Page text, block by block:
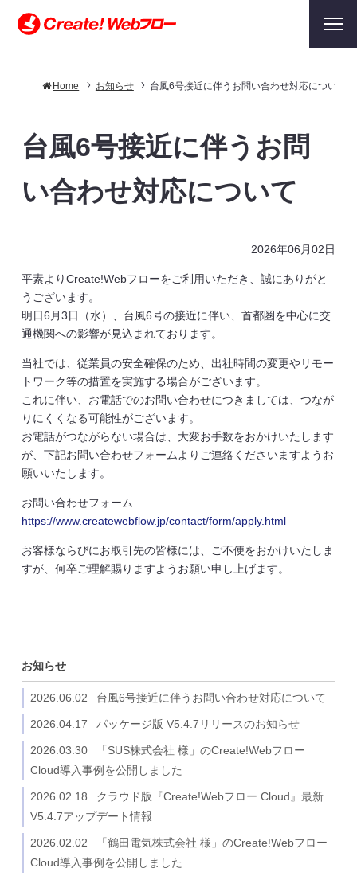
Home お知らせ 台風6号接近に伴うお問い合わせ対応について
台風6号接近に伴うお問
い合わせ対応について
2026年06月02日
平素よりCreate!Webフローをご利用いただき、誠にありがと
うございます。
明日6月3日（水）、台風6号の接近に伴い、首都圏を中心に交
通機関への影響が見込まれております。
当社では、従業員の安全確保のため、出社時間の変更やリモー
トワーク等の措置を実施する場合がございます。
これに伴い、お電話でのお問い合わせにつきましては、つなが
りにくくなる可能性がございます。
お電話がつながらない場合は、大変お手数をおかけいたします
が、下記お問い合わせフォームよりご連絡くださいますようお
願いいたします。
お問い合わせフォーム
https://www.createwebflow.jp/contact/form/apply.html
お客様ならびにお取引先の皆様には、ご不便をおかけいたしま
すが、何卒ご理解賜りますようお願い申し上げます。
お知らせ
2026.06.02 台風6号接近に伴うお問い合わせ対応について
2026.04.17 パッケージ版 V5.4.7リリースのお知らせ
2026.03.30
「SUS株式会社 様」のCreate!Webフロー
Cloud導入事例を公開しました
2026.02.18
クラウド版『Create!Webフロー Cloud』最新
V5.4.7アップデート情報
2026.02.02
「鶴田電気株式会社 様」のCreate!Webフロー
Cloud導入事例を公開しました